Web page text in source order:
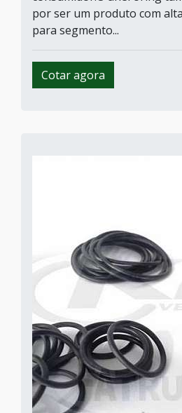
por ser um produto com
para segmento...
Cotar agora